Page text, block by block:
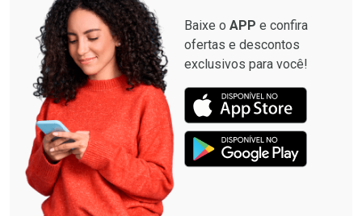
Baixe o APP e confira
ofertas e descontos
exclusivos para você!